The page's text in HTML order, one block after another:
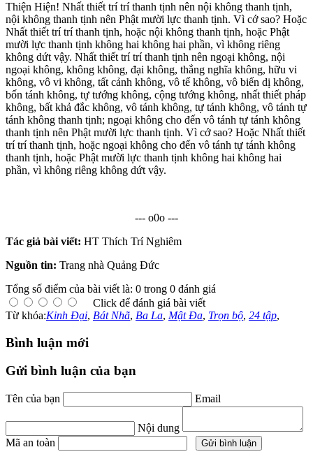
Thiện Hiện! Nhất thiết trí trí thanh tịnh nên nội không thanh tịnh,
nội không thanh tịnh nên Phật mười lực thanh tịnh. Vì cớ sao? Hoặc
Nhất thiết trí trí thanh tịnh, hoặc nội không thanh tịnh, hoặc Phật
mười lực thanh tịnh không hai không hai phần, vì không riêng
không dứt vậy. Nhất thiết trí trí thanh tịnh nên ngoại không, nội
ngoại không, không không, đại không, thắng nghĩa không, hữu vi
không, vô vi không, tất cảnh không, vô tế không, vô biến dị không,
bốn tánh không, tự tướng không, cộng tướng không, nhất thiết pháp
không, bất khả đắc không, vô tánh không, tự tánh không, vô tánh tự
tánh không thanh tịnh; ngoại không cho đến vô tánh tự tánh không
thanh tịnh nên Phật mười lực thanh tịnh. Vì cớ sao? Hoặc Nhất thiết
trí trí thanh tịnh, hoặc ngoại không cho đến vô tánh tự tánh không
thanh tịnh, hoặc Phật mười lực thanh tịnh không hai không hai
phần, vì không riêng không dứt vậy.
--- o0o ---
Tác giả bài viết: HT Thích Trí Nghiêm
Nguồn tin: Trang nhà Quảng Đức
Tổng số điểm của bài viết là: 0 trong 0 đánh giá
Click để đánh giá bài viết
Từ khóa:Kinh Đại, Bát Nhã, Ba La, Mật Đa, Trọn bộ, 24 tập,
Bình luận mới
Gửi bình luận của bạn
Tên của bạn Email
Nội dung
Mã an toàn